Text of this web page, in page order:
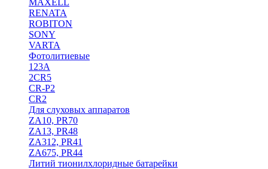
MAXELL
RENATA
ROBITON
SONY
VARTA
Фотолитиевые
123A
2CR5
CR-P2
CR2
Для слуховых аппаратов
ZA10, PR70
ZA13, PR48
ZA312, PR41
ZA675, PR44
Литий тионилхлоридные батарейки